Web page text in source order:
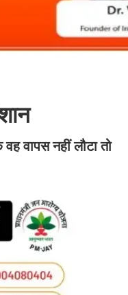
वापस नहीं लौटा तो